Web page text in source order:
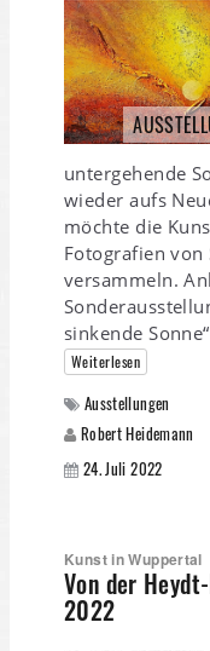
untergehende
wieder aufs
möchte die
Fotografien von
versammeln.
sinkende
Weiterlesen
Ausstellungen
Robert Heidemann
24. Juli 2022
Kunst in Wuppertal
Von der
2022